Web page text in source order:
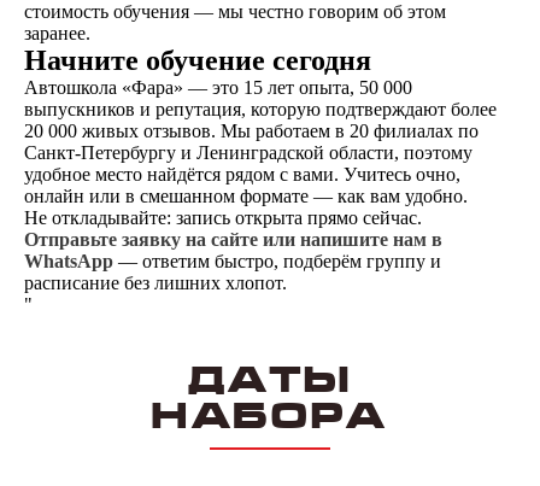
стоимость обучения — мы честно говорим об этом
заранее.
Начните обучение сегодня
Автошкола «Фара» — это 15 лет опыта, 50 000
выпускников и репутация, которую подтверждают более
20 000 живых отзывов. Мы работаем в 20 филиалах по
Санкт-Петербургу и Ленинградской области, поэтому
удобное место найдётся рядом с вами. Учитесь очно,
онлайн или в смешанном формате — как вам удобно.
Не откладывайте: запись открыта прямо сейчас.
Отправьте заявку на сайте или напишите нам в
WhatsApp — ответим быстро, подберём группу и
расписание без лишних хлопот.
"
Даты
набора
Написать в
ВКонтакте
Написать в
телеграм